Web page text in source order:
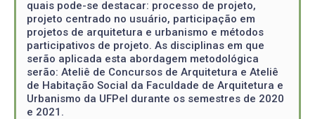
quais pode-se destacar: processo de projeto,
projeto centrado no usuário, participação em
projetos de arquitetura e urbanismo e métodos
participativos de projeto. As disciplinas em que
serão aplicada esta abordagem metodológica
serão: Ateliê de Concursos de Arquitetura e Ateliê
de Habitação Social da Faculdade de Arquitetura e
Urbanismo da UFPel durante os semestres de 2020
e 2021.